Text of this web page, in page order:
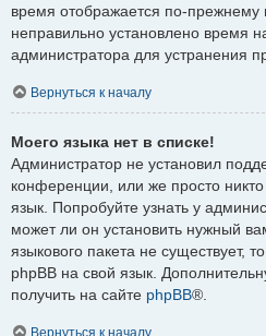
время отображается по-прежнему
неправильно установлено время
администратора для устранения
Вернуться к началу
Моего языка нет в списке!
Администратор не установил
конференции, или же просто
язык. Попробуйте узнать у
может ли он установить нужный
языкового пакета не существует,
phpBB на свой язык.
получить на сайте phpBB®.
Вернуться к началу